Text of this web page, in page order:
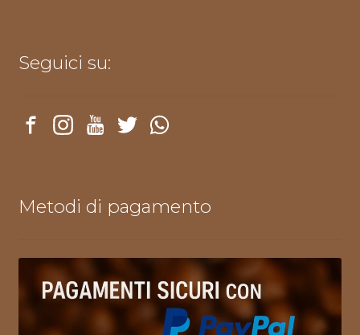
Seguici su:
Metodi di pagamento